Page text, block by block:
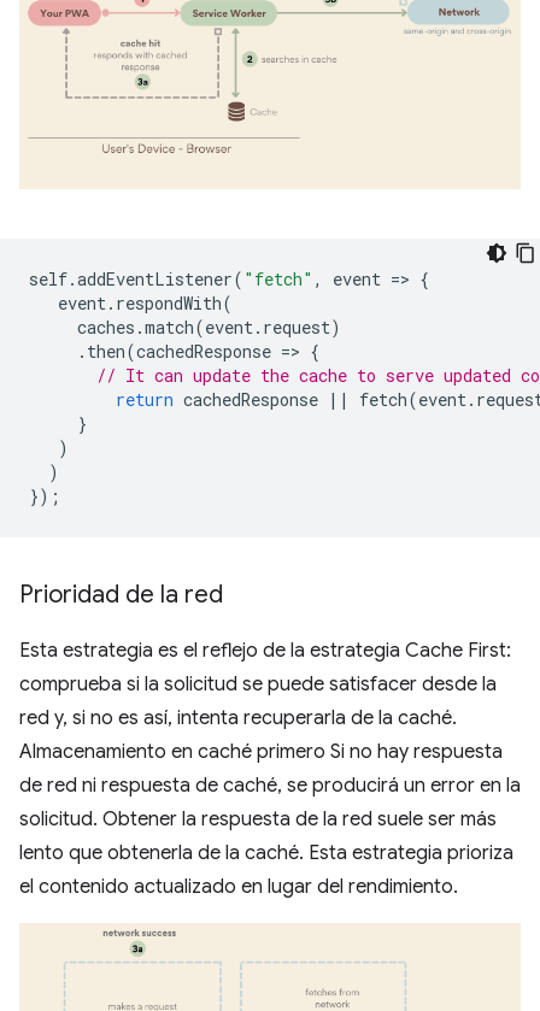
self.addEventListener( "fetch" , event => {
event. respondWith(
caches .match(event. request)
. then(cachedResponse => {
// It can update the cache to serve updated
return cachedResponse || fetch(event.
}
)
)
});
Prioridad de la red
Esta estrategia es el reflejo de la estrategia Cache First:
comprueba si la solicitud se puede satisfacer desde la
red y, si no es así, intenta recuperarla de la caché.
Almacenamiento en caché primero Si no hay respuesta
de red ni respuesta de caché, se producirá un error en la
solicitud. Obtener la respuesta de la red suele ser más
lento que obtenerla de la caché. Esta estrategia prioriza
el contenido actualizado en lugar del rendimiento.